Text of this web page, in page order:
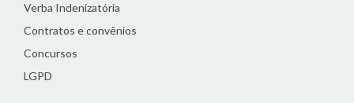
Verba Indenizatória
Contratos e convênios
Concursos
LGPD